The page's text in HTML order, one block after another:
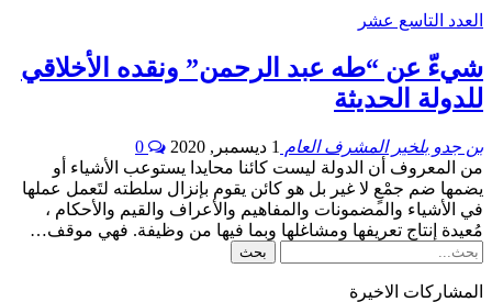
العدد التاسع عشر
شيءّ عن “طه عبد الرحمن” ونقده الأخلاقي
للدولة الحديثة
بن جدو بلخير المشرف العام 1 ديسمبر, 2020
من المعروف أن الدولة ليست كائنا محايدا يستوعب الأشياء أو
يضمها ضم جمْعٍ لا غير بل هو كائن يقوم بإنزال سلطته لتَعمل عملها
في الأشياء والمضمونات والمفاهيم والأعراف والقيم والأحكام ،
مُعيدة إنتاج تعريفها ومشاغلها وبما فيها من وظيفة. فهي موقف…
المشاركات الاخيرة